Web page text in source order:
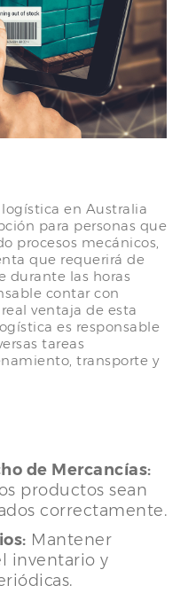
en Australia
para personas que
procesos mecánicos,
que requerirá de
durante las horas
contar con
ventaja de esta
es responsable
tareas
transporte y
de Mercancías:
productos sean
correctamente.
Mantener
inventario y